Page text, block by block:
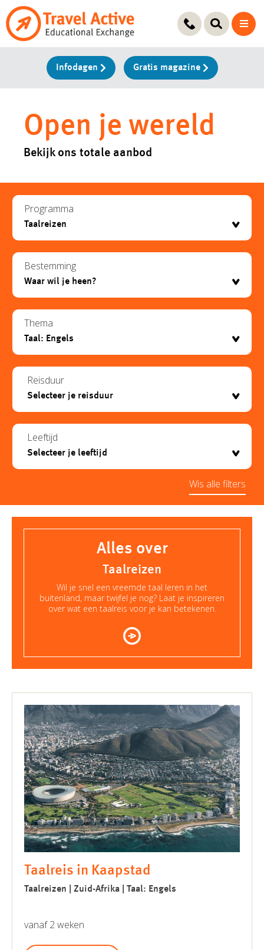
Ga
naar
Infodagen Gratis magazine
Open je wereld
Bekijk ons totale aanbod
Programma
testje
Bestemming
Thema
Reisduur
Leeftijd
Wis alle filters
Alles over
Taalreizen
Wil je snel een vreemde taal leren in het
buitenland, maar twijfel je nog? Laat je inspireren
over wat een taalreis voor je kan betekenen.
Taalreis in Kaapstad
Taalreizen | Zuid-Afrika | Taal: Engels
vanaf 2 weken